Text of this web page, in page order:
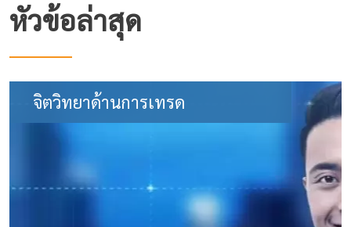
หัวข้อล่าสุด
จิตวิทยาด้านการเทรด